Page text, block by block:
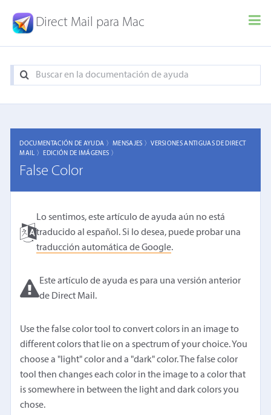
Direct Mail para Mac
DOCUMENTACIÓN DE AYUDA 〉MENSAJES 〉VERSIONES ANTIGUAS DE DIRECT
MAIL 〉 EDICIÓN DE IMÁGENES 〉
False Color
Lo sentimos, este artículo de ayuda aún no está
traducido al español. Si lo desea, puede probar una
traducción automática de Google.
Este artículo de ayuda es para una versión anterior
de Direct Mail.
Use the false color tool to convert colors in an image to
different colors that lie on a spectrum of your choice. You
choose a "light" color and a "dark" color. The false color
tool then changes each color in the image to a color that
is somewhere in between the light and dark colors you
chose.